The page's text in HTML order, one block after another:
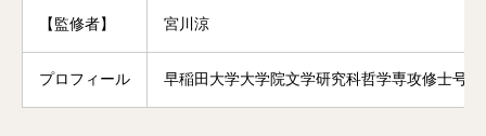
【監修者】 宮川涼
プロフィール 早稲田大学大学院文学研究科哲学専攻修士号